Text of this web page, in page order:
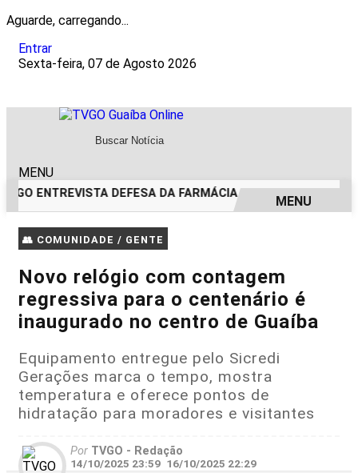
Aguarde, carregando...
Entrar
Sexta-feira, 07 de Agosto 2026
MENU
ENTREVISTA DEFESA DA FARMÁCIA INVESTIGADA EM
EM ALTA
MENU
👥 COMUNIDADE / GENTE
Novo relógio com contagem
regressiva para o centenário é
inaugurado no centro de Guaíba
Equipamento entregue pelo Sicredi
Gerações marca o tempo, mostra
temperatura e oferece pontos de
hidratação para moradores e visitantes
Por TVGO - Redação
14/10/2025 23:59 16/10/2025 22:29